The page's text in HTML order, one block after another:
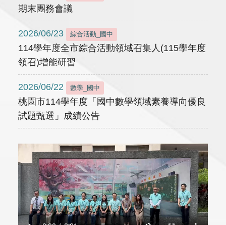
期末團務會議
2026/06/23 綜合活動_國中
114學年度全市綜合活動領域召集人(115學年度
領召)增能研習
2026/06/22 數學_國中
桃園市114學年度「國中數學領域素養導向優良
試題甄選」成績公告